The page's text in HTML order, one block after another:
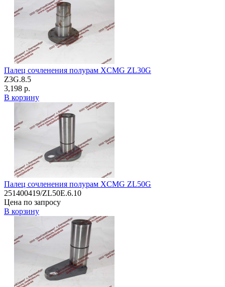
Палец сочленения полурам XCMG ZL30G
Z3G.8.5
3,198 р.
В корзину
Палец сочленения полурам XCMG ZL50G
251400419/ZL50E.6.10
Цена по запросу
В корзину